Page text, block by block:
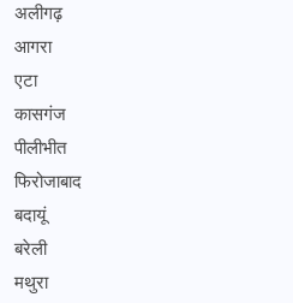
अलीगढ़
आगरा
एटा
कासगंज
पीलीभीत
फिरोजाबाद
बदायूं
बरेली
मथुरा